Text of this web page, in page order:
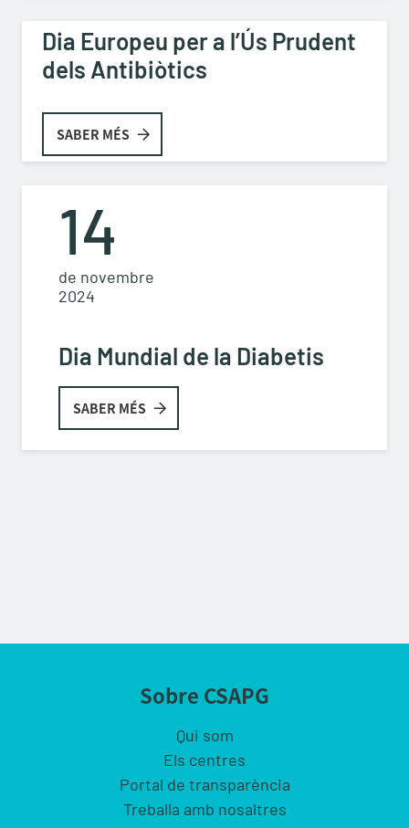
Dia Europeu per a l’Ús Prudent
dels Antibiòtics
SABER MÉS
14
de novembre
2024
Dia Mundial de la Diabetis
SABER MÉS
Sobre CSAPG
Qui som
Els centres
Portal de transparència
Treballa amb nosaltres